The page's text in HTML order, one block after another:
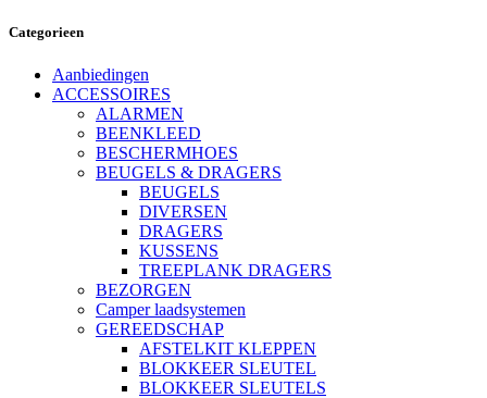
Categorieen
Aanbiedingen
ACCESSOIRES
ALARMEN
BEENKLEED
BESCHERMHOES
BEUGELS & DRAGERS
BEUGELS
DIVERSEN
DRAGERS
KUSSENS
TREEPLANK DRAGERS
BEZORGEN
Camper laadsystemen
GEREEDSCHAP
AFSTELKIT KLEPPEN
BLOKKEER SLEUTEL
BLOKKEER SLEUTELS